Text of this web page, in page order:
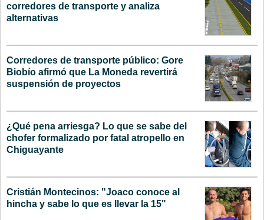
corredores de transporte y analiza
alternativas
Corredores de transporte público: Gore
Biobío afirmó que La Moneda revertirá
suspensión de proyectos
¿Qué pena arriesga? Lo que se sabe del
chofer formalizado por fatal atropello en
Chiguayante
Cristián Montecinos: "Joaco conoce al
hincha y sabe lo que es llevar la 15"